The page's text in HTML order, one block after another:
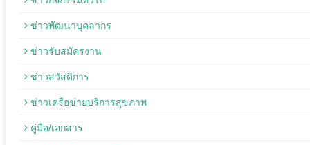
ข่าวพัฒนาบุคลากร
ข่าวรับสมัครงาน
ข่าวสวัสดิการ
ข่าวเครือข่ายบริการสุขภาพ
คู่มือ/เอกสาร